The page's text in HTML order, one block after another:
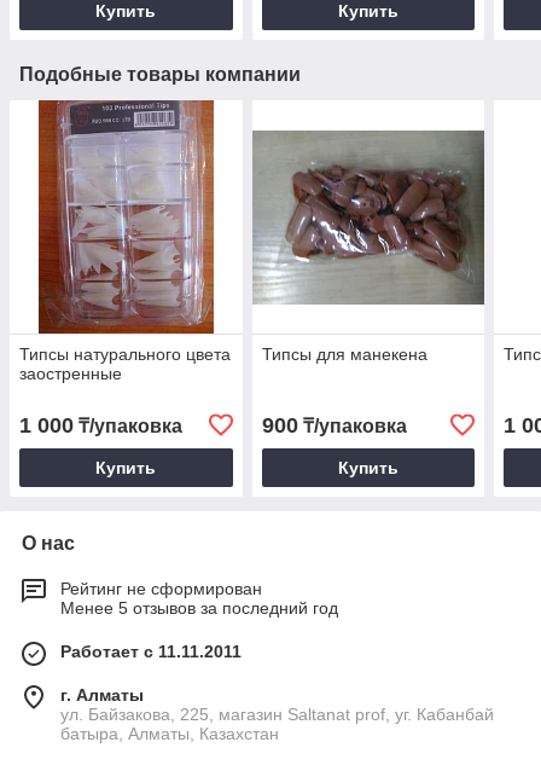
Купить Купить
Подобные товары компании
Типсы натурального цвета
заостренные
1 000 ₸/упаковка
Купить
Типсы для манекена
900₸/упаковка
Купить
1
О нас
Рейтинг не сформирован
Менее 5 отзывов за последний год
Работает с 11.11.2011
г. Алматы
ул. Байзакова, 225, магазин Saltanat prof, уг. Кабанбай
батыра, Алматы, Казахстан